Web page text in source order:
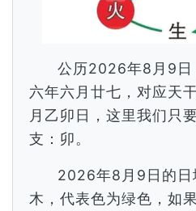
公历2026年8月9日
六年六月廿七，对应天
月乙卯日，这里我们只
支：卯。
2026年8月9日的日
木，代表色为绿色，如